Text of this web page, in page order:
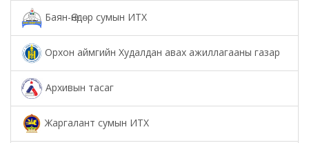
Баян-Өндөр сумын ИТХ
Орхон аймгийн Худалдан авах ажиллагааны газар
Архивын тасаг
Жаргалант сумын ИТХ